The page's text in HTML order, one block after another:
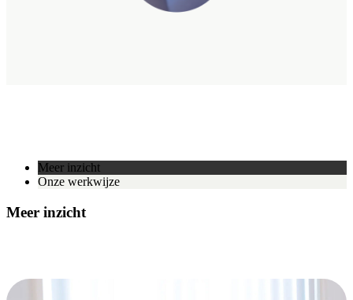
Meer inzicht
Onze werkwijze
Meer inzicht